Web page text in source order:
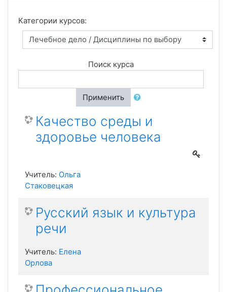
Категории курсов:
Поиск курса
Применить
Качество среды и
здоровье человека
Учитель: Ольга
Стаковецкая
Русский язык и культура
речи
Учитель: Елена
Орлова